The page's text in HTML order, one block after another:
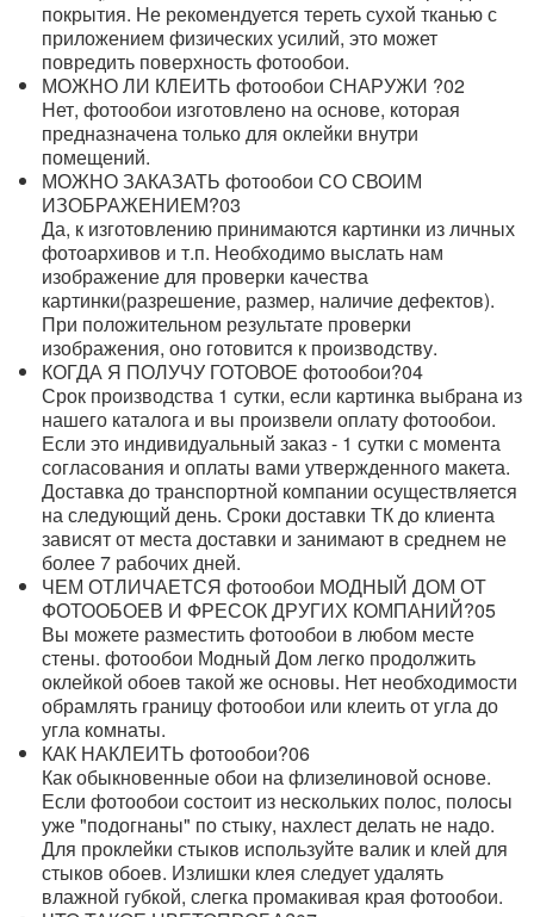
покрытия. Не рекомендуется тереть сухой тканью с
приложением физических усилий, это может
повредить поверхность фотообои.
МОЖНО ЛИ КЛЕИТЬ фотообои СНАРУЖИ ?02
Нет, фотообои изготовлено на основе, которая
предназначена только для оклейки внутри
помещений.
МОЖНО ЗАКАЗАТЬ фотообои СО СВОИМ
ИЗОБРАЖЕНИЕМ?03
Да, к изготовлению принимаются картинки из личных
фотоархивов и т.п. Необходимо выслать нам
изображение для проверки качества
картинки(разрешение, размер, наличие дефектов).
При положительном результате проверки
изображения, оно готовится к производству.
КОГДА Я ПОЛУЧУ ГОТОВОЕ фотообои?04
Срок производства 1 сутки, если картинка выбрана из
нашего каталога и вы произвели оплату фотообои.
Если это индивидуальный заказ - 1 сутки с момента
согласования и оплаты вами утвержденного макета.
Доставка до транспортной компании осуществляется
на следующий день. Сроки доставки ТК до клиента
зависят от места доставки и занимают в среднем не
более 7 рабочих дней.
ЧЕМ ОТЛИЧАЕТСЯ фотообои МОДНЫЙ ДОМ ОТ
ФОТООБОЕВ И ФРЕСОК ДРУГИХ КОМПАНИЙ?05
Вы можете разместить фотообои в любом месте
стены. фотообои Модный Дом легко продолжить
оклейкой обоев такой же основы. Нет необходимости
обрамлять границу фотообои или клеить от угла до
угла комнаты.
КАК НАКЛЕИТЬ фотообои?06
Как обыкновенные обои на флизелиновой основе.
Если фотообои состоит из нескольких полос, полосы
уже "подогнаны" по стыку, нахлест делать не надо.
Для проклейки стыков используйте валик и клей для
стыков обоев. Излишки клея следует удалять
влажной губкой, слегка промакивая края фотообои.